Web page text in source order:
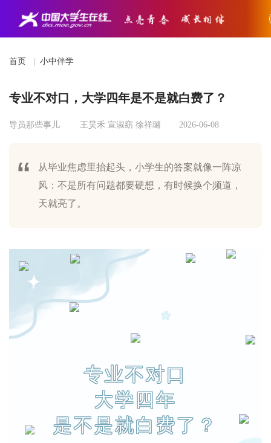
首页 小中伴学
专业不对口，大学四年是不是就白费了？
导员那些事儿 王昊禾 宣淑窈 徐祥璐 2026-06-08
从毕业焦虑里抬起头，小学生的答案就像一阵凉
风：不是所有问题都要硬想，有时候换个频道，
天就亮了。
专业不对口
大学四年
是不是就白费了？